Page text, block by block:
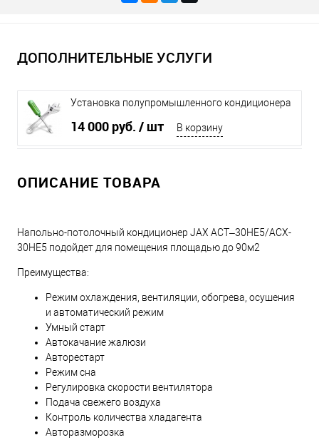
ДОПОЛНИТЕЛЬНЫЕ УСЛУГИ
Установка полупромышленного кондиционера
14 000 руб. / шт В корзину
ОПИСАНИЕ ТОВАРА
Напольно-потолочный кондиционер JAX ACT–30HE5/ACX-
30НE5 подойдет для помещения площадью до 90м2
Преимущества:
Режим охлаждения, вентиляции, обогрева, осушения
и автоматический режим
Умный старт
Автокачание жалюзи
Авторестарт
Режим сна
Регулировка скорости вентилятора
Подача свежего воздуха
Контроль количества хладагента
Авторазморозка